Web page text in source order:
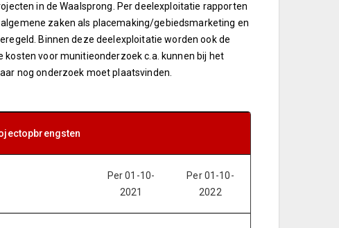
in de Waalsprong. Per deelexploitatie rapporten
zaken als placemaking/gebiedsmarketing en
Binnen deze deelexploitatie worden ook de
kosten voor munitieonderzoek c.a. kunnen bij het
nog onderzoek moet plaatsvinden.
Per 01-10-
2021
Per 01-10-
2022